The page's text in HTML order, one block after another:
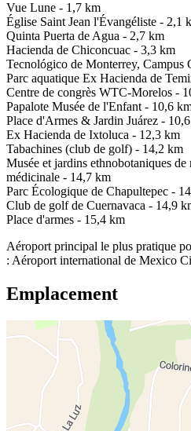
Vue Lune - 1,7 km
Église Saint Jean l'Évangéliste - 2,1
Quinta Puerta de Agua - 2,7 km
Hacienda de Chiconcuac - 3,3 km
Tecnológico de Monterrey, Campus
Parc aquatique Ex Hacienda de
Centre de congrès WTC-Morelos -
Papalote Musée de l'Enfant - 10,6
Place d'Armes & Jardin Juárez -
Ex Hacienda de Ixtoluca - 12,3 km
Tabachines (club de golf) - 14,2 km
Musée et jardins ethnobotaniques
médicinale - 14,7 km
Parc Écologique de Chapultepec -
Club de golf de Cuernavaca - 14,9
Place d'armes - 15,4 km
Aéroport principal le plus pratique
: Aéroport international de Mexico
Emplacement